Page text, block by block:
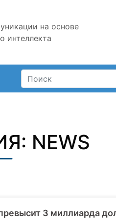
на основе
интеллекта
NEWS
3 миллиарда